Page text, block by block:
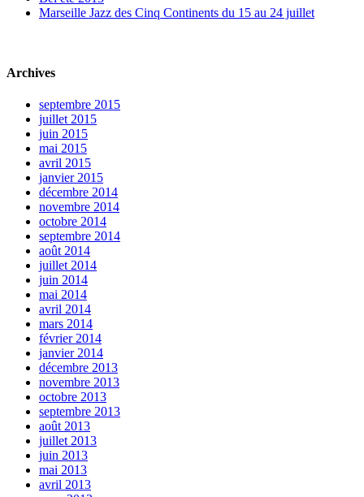
Marseille Jazz des Cinq Continents du 15 au 24 juillet
Archives
septembre 2015
juillet 2015
juin 2015
mai 2015
avril 2015
janvier 2015
décembre 2014
novembre 2014
octobre 2014
septembre 2014
août 2014
juillet 2014
juin 2014
mai 2014
avril 2014
mars 2014
février 2014
janvier 2014
décembre 2013
novembre 2013
octobre 2013
septembre 2013
août 2013
juillet 2013
juin 2013
mai 2013
avril 2013